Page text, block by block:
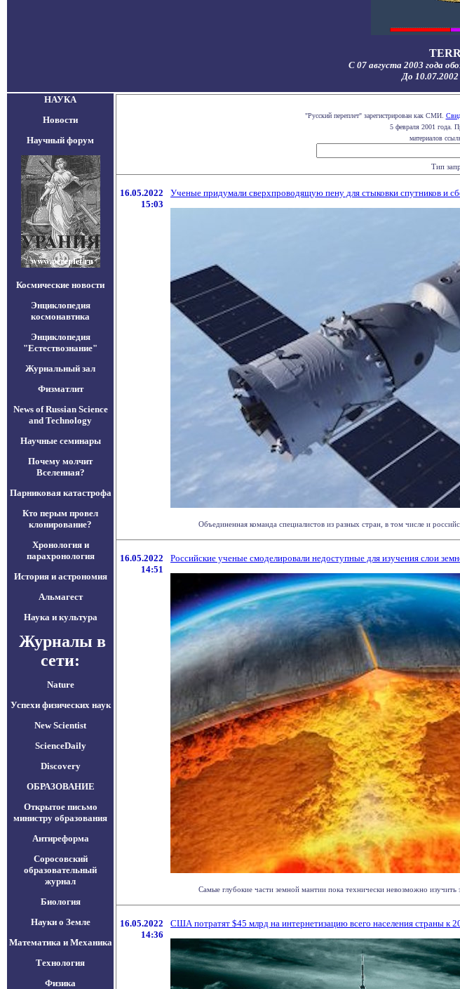
С 07 августа 2003 года
До
НАУКА
Новости
Научный форум
Космические новости
Энциклопедия
космонавтика
Энциклопедия
"Естествознание"
Журнальный зал
Физматлит
News of Russian Science
and Technology
Научные семинары
Почему молчит
Вселенная?
Парниковая катастрофа
Кто перым провел
клонирование?
Хронология и
парахронология
История и астрономия
Альмагест
Наука и культура
Журналы в
сети:
Nature
Успехи физических наук
New Scientist
ScienceDaily
Discovery
ОБРАЗОВАНИЕ
Открытое письмо
министру образования
Антиреформа
Соросовский
образовательный
журнал
Биология
Науки о Земле
Математика и Механика
Технология
Физика
"Русский переплет" зарегистрирован как СМИ.
5 февраля 2001 года.
материалов
Тип
16.05.2022
15:03
Ученые придумали сверхпроводящую пену для стыковки спутников и
Объединенная команда специалистов из разных стран, в том числе и
16.05.2022
14:51
Российские ученые смоделировали недоступные для изучения слои
Самые глубокие части земной мантии пока технически невозможно
16.05.2022
14:36
США потратят $45 млрд на интернетизацию всего населения страны к